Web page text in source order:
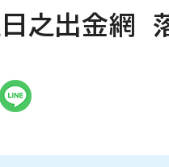
之出金網 落